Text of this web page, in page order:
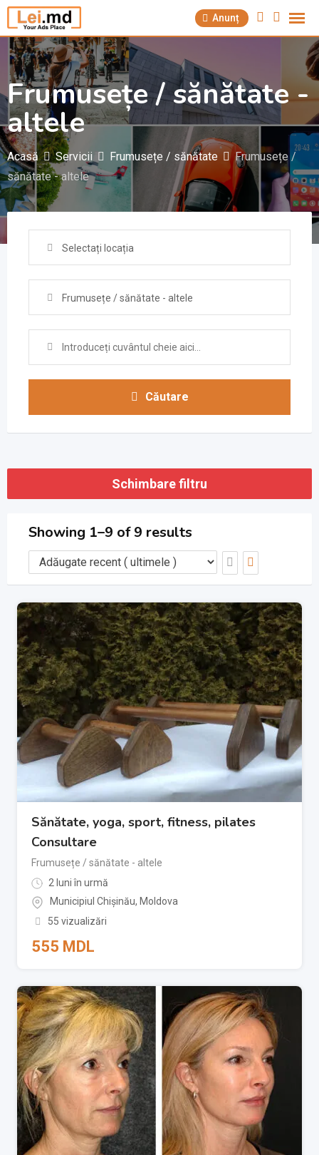
Săriți
la
conținut
Anunț
Frumusețe / sănătate -
altele
Acasă Servicii Frumusețe / sănătate
Frumusețe /
sănătate - altele
Selectați locația
Frumusețe / sănătate - altele
Căutare
Schimbare filtru
Showing 1–9 of 9 results
Sănătate, yoga, sport, fitness, pilates
Consultare
Frumusețe / sănătate - altele
2 luni în urmă
Municipiul Chișinău, Moldova
55 vizualizări
555 MDL